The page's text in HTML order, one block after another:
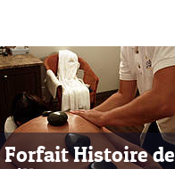
Forfait Histoire de